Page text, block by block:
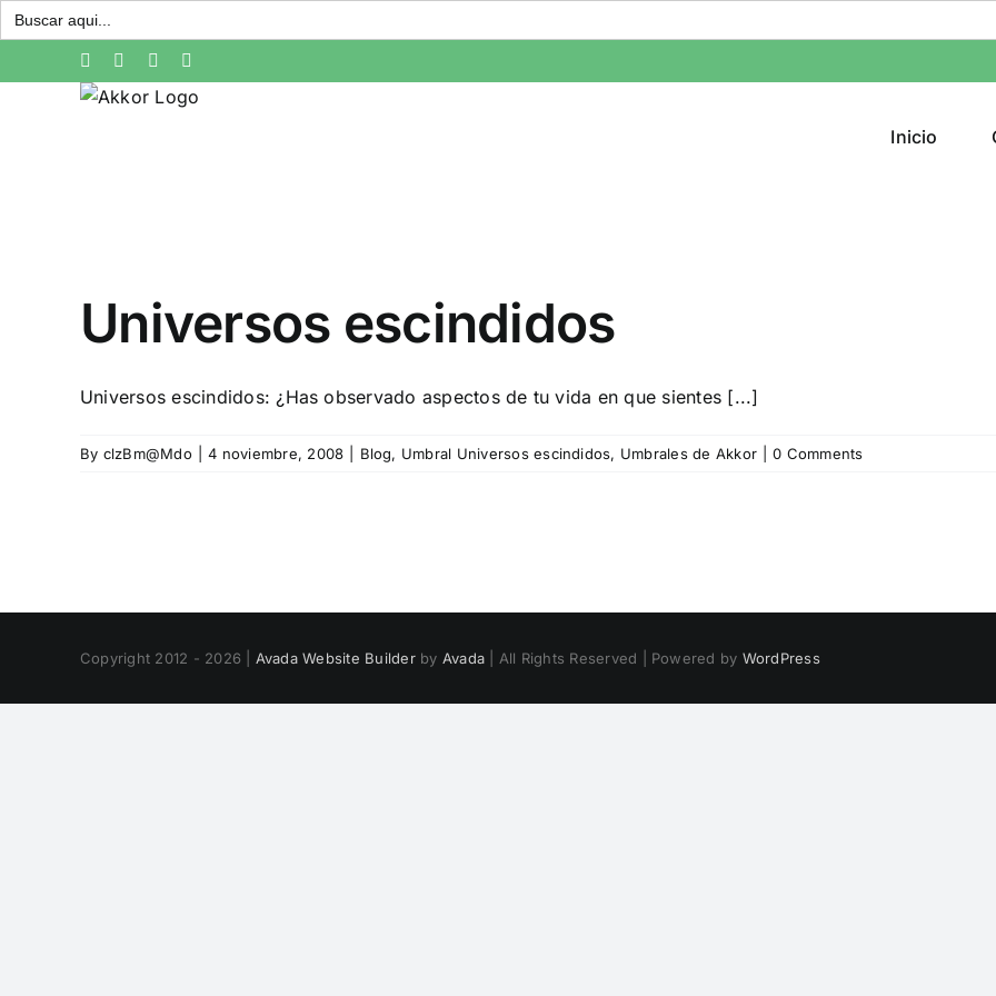
Buscar:
to
Facebook Instagram
Inicio
Universos escindidos
Universos escindidos: ¿Has observado aspectos de tu vida en que sientes [...]
By clzBm@Mdo 4 noviembre, 2008 Blog, Umbral Universos escindidos, Umbrales de Akkor 0 Comments
Copyright 2012 - 2026 | Avada Website Builderby Avada| All Rights Reserved | Powered by WordPress